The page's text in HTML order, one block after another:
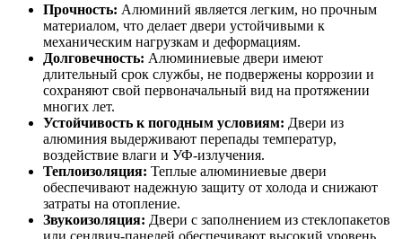
Прочность: Алюминий является легким, но прочным
материалом, что делает двери устойчивыми к
механическим нагрузкам и деформациям.
Долговечность: Алюминиевые двери имеют
длительный срок службы, не подвержены коррозии и
сохраняют свой первоначальный вид на протяжении
многих лет.
Устойчивость к погодным условиям: Двери из
алюминия выдерживают перепады температур,
воздействие влаги и УФ-излучения.
Теплоизоляция: Теплые алюминиевые двери
обеспечивают надежную защиту от холода и снижают
затраты на отопление.
Звукоизоляция: Двери с заполнением из стеклопакетов
или сендвич-панелей обеспечивают высокий уровень